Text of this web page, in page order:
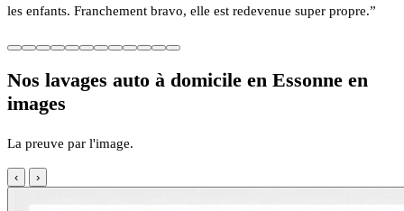
les enfants. Franchement bravo, elle est redevenue super propre.”
Nos lavages auto à domicile en Essonne en
images
La preuve par l'image.
‹ ›